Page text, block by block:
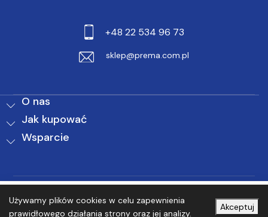
+48 22 534 96 73
sklep@prema.com.pl
O nas
Jak kupować
Wsparcie
Start Menu Koszyk Schowek Zaloguj się
Używamy plików cookies w celu zapewnienia
prawidłowego działania strony oraz jej analizy.
Akceptuj